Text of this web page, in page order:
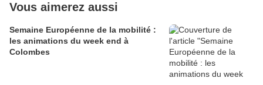
Vous aimerez aussi
Semaine Européenne de la mobilité :
les animations du week end à
Colombes